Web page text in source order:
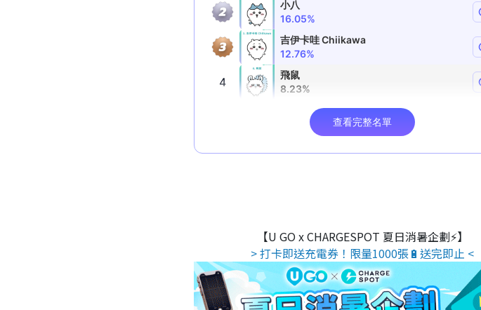
【U GO x CHARGESPOT 夏日消暑企劃⚡】
> 打卡即送充電券！限量1000張🔋送完即止 <